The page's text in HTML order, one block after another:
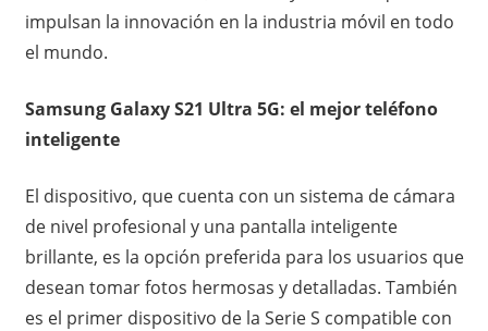
impulsan la innovación en la industria móvil en todo
el mundo.
Samsung Galaxy S21 Ultra 5G: el mejor teléfono
inteligente
El dispositivo, que cuenta con un sistema de cámara
de nivel profesional y una pantalla inteligente
brillante, es la opción preferida para los usuarios que
desean tomar fotos hermosas y detalladas. También
es el primer dispositivo de la Serie S compatible con